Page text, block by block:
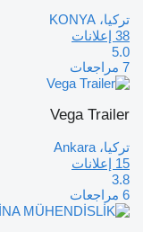
تركيا، KONYA
38 إعلانات
5.0
7 مراجعات
Vega Trailer
تركيا، Ankara
15 إعلانات
3.8
6 مراجعات